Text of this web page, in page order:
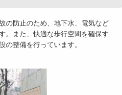
の防止のため、地下水、電気など
。また、快適な歩行空間を確保す
の整備を行っています。